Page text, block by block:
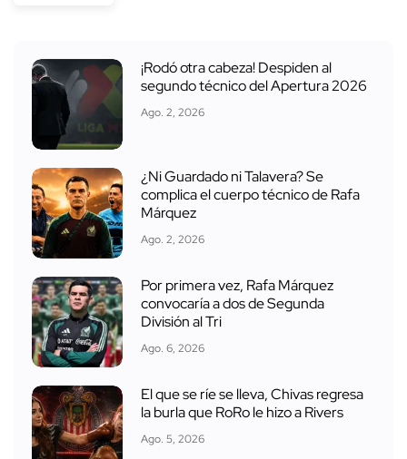
¡Rodó otra cabeza! Despiden al
segundo técnico del Apertura 2026
Ago. 2, 2026
¿Ni Guardado ni Talavera? Se
complica el cuerpo técnico de Rafa
Márquez
Ago. 2, 2026
Por primera vez, Rafa Márquez
convocaría a dos de Segunda
División al Tri
Ago. 6, 2026
El que se ríe se lleva, Chivas regresa
la burla que RoRo le hizo a Rivers
Ago. 5, 2026